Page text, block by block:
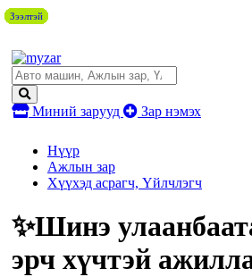
Миний зарууд Зар нэмэх
Нүүр
Ажлын зар
Хүүхэд асрагч, Үйлчлэгч
✨Шинэ
эрч хүчтэй
Зээлтэй
Зээлтэй
Зээлтэй
Зээлтэй
Зээлтэй
Зээлтэй
Зээлтэй
Зээлтэй
Зээлтэй
Зээлтэй
Зээлтэй